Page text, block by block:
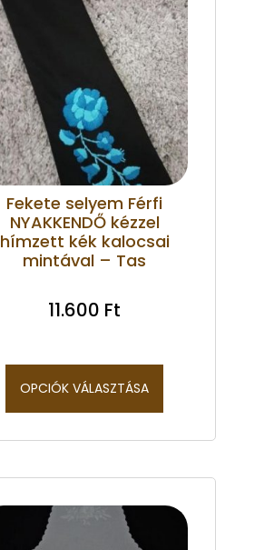
Fekete selyem Férfi
NYAKKENDŐ kézzel
hímzett kék kalocsai
mintával – Tas
11.600 Ft
OPCIÓK VÁLASZTÁSA